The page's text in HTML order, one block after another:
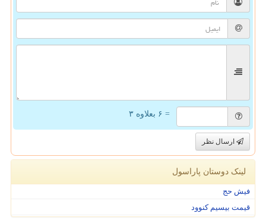
= ۶ بعلاوه ۳
ارسال نظر
لینک دوستان پاراسول
فیش حج
قیمت بیسیم کنوود